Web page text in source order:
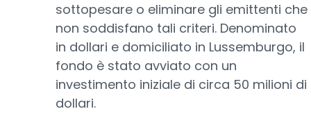
sottopesare o eliminare gli emittenti che
non soddisfano tali criteri. Denominato
in dollari e domiciliato in Lussemburgo, il
fondo è stato avviato con un
investimento iniziale di circa 50 milioni di
dollari.